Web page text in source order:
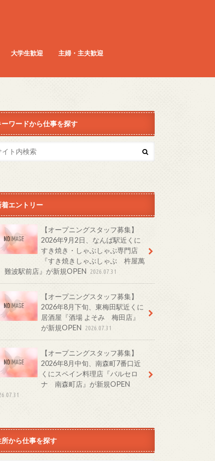
大学生歓迎
主婦・主夫歓迎
ーワードから仕事を探す
着エントリー
【オープニングスタッフ募集】
2026年9月2日、なんば駅近くに
すき焼き・しゃぶしゃぶ専門店
『すき焼きしゃぶしゃぶ 杵屋萬
波駅前店』が新規OPEN
2026.07.31
【オープニングスタッフ募集】
2026年8月下旬、東梅田駅近くに
居酒屋『酒場 よそみ 梅田店』
が新規OPEN
2026.07.31
【オープニングスタッフ募集】
2026年8月中旬、南森町7番口近
くにスペイン料理店『バルセロ
ナ 南森町店』が新規OPEN
所から仕事を探す